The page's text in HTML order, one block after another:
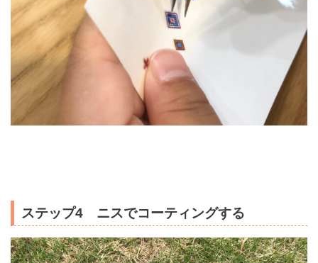
ステップ4 ニスでコーティングする